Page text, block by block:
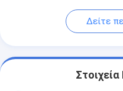
Δείτε